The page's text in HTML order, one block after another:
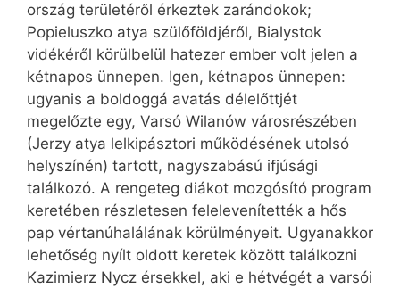
ország területéről érkeztek zarándokok;
Popieluszko atya szülőföldjéről, Bialystok
vidékéről körülbelül hatezer ember volt jelen a
kétnapos ünnepen. Igen, kétnapos ünnepen:
ugyanis a boldoggá avatás délelőttjét
megelőzte egy, Varsó Wilanów városrészében
(Jerzy atya lelkipásztori működésének utolsó
helyszínén) tartott, nagyszabású ifjúsági
találkozó. A rengeteg diákot mozgósító program
keretében részletesen felelevenítették a hős
pap vértanúhalálának körülményeit. Ugyanakkor
lehetőség nyílt oldott keretek között találkozni
Kazimierz Nycz érsekkel, aki e hétvégét a varsói